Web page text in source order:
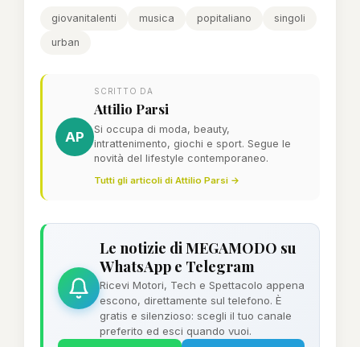
giovanitalenti musica popitaliano
singoli
urban
AP
SCRITTO DA
Attilio Parsi
Si occupa di moda, beauty,
intrattenimento, giochi e sport. Segue le
novità del lifestyle contemporaneo.
Tutti gli articoli di Attilio Parsi →
Le notizie di MEGAMODO su
WhatsApp e Telegram
Ricevi Motori, Tech e Spettacolo appena
escono, direttamente sul telefono. È
gratis e silenzioso: scegli il tuo canale
preferito ed esci quando vuoi.